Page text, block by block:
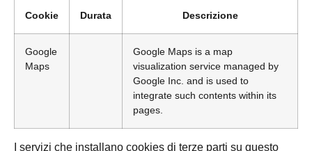
Cookie Durata Descrizione
Google
Maps
Google Maps is a map
visualization service managed by
Google Inc. and is used to
integrate such contents within its
pages.
I servizi che installano cookies di terze parti su questo